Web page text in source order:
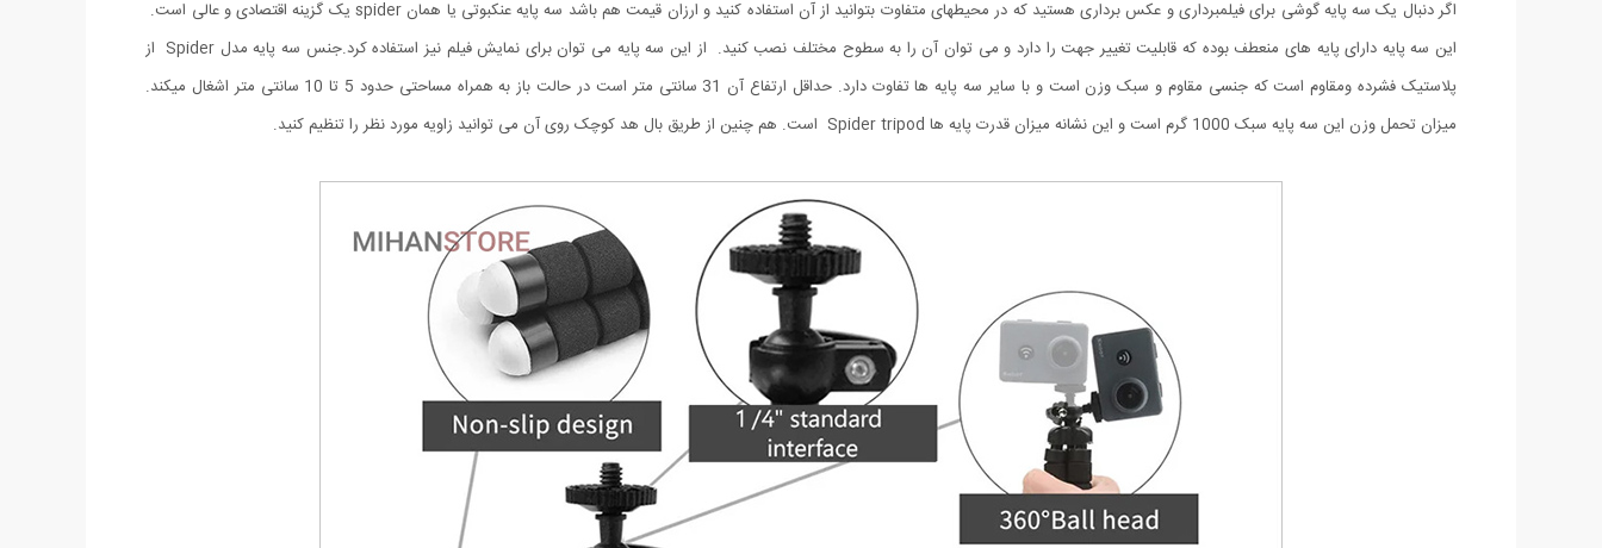
اگر دنبال یک سه پایه گوشی برای فیلمبرداری و عکس برداری هستید که در محیطهای متفاوت بتوانید از آن استفاده کنید و ارزان قیمت هم باشد سه پایه عنکبوتی یا همان spider یک گزینه اقتصادی و عالی است.
این سه پایه دارای پایه های منعطف بوده که قابلیت تغییر جهت را دارد و می توان آن را به سطوح مختلف نصب کنید. از این سه پایه می توان برای نمایش فیلم نیز استفاده کرد.جنس سه پایه مدل Spider از
پلاستیک فشرده ومقاوم است که جنسی مقاوم و سبک وزن است و با سایر سه پایه ها تفاوت دارد. حداقل ارتفاع آن 31 سانتی متر است در حالت باز به همراه مساحتی حدود 5 تا 10 سانتی متر اشغال میکند.
میزان تحمل وزن این سه پایه سبک 1000 گرم است و این نشانه میزان قدرت پایه ها Spider tripod است. هم چنین از طریق بال هد کوچک روی آن می توانید زاویه مورد نظر را تنظیم کنید.